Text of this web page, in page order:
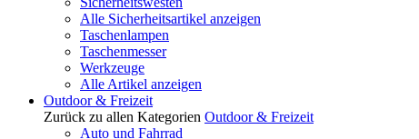
Alle Sicherheitsartikel anzeigen
Taschenlampen
Taschenmesser
Werkzeuge
Alle Artikel anzeigen
Outdoor & Freizeit
Zurück zu allen Kategorien Outdoor & Freizeit
Auto und Fahrrad